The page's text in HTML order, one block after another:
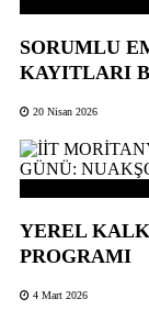
SORUMLU
KAYITLARI
20 Nisan 2026
YEREL
PROGRAMI
4 Mart 2026